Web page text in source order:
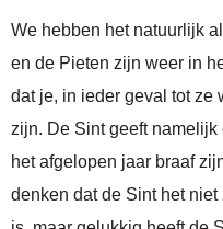
We hebben het natuurlijk
en de Pieten zijn weer in
dat je, in ieder geval tot ze
zijn. De Sint geeft
het afgelopen jaar braaf
denken dat de Sint het